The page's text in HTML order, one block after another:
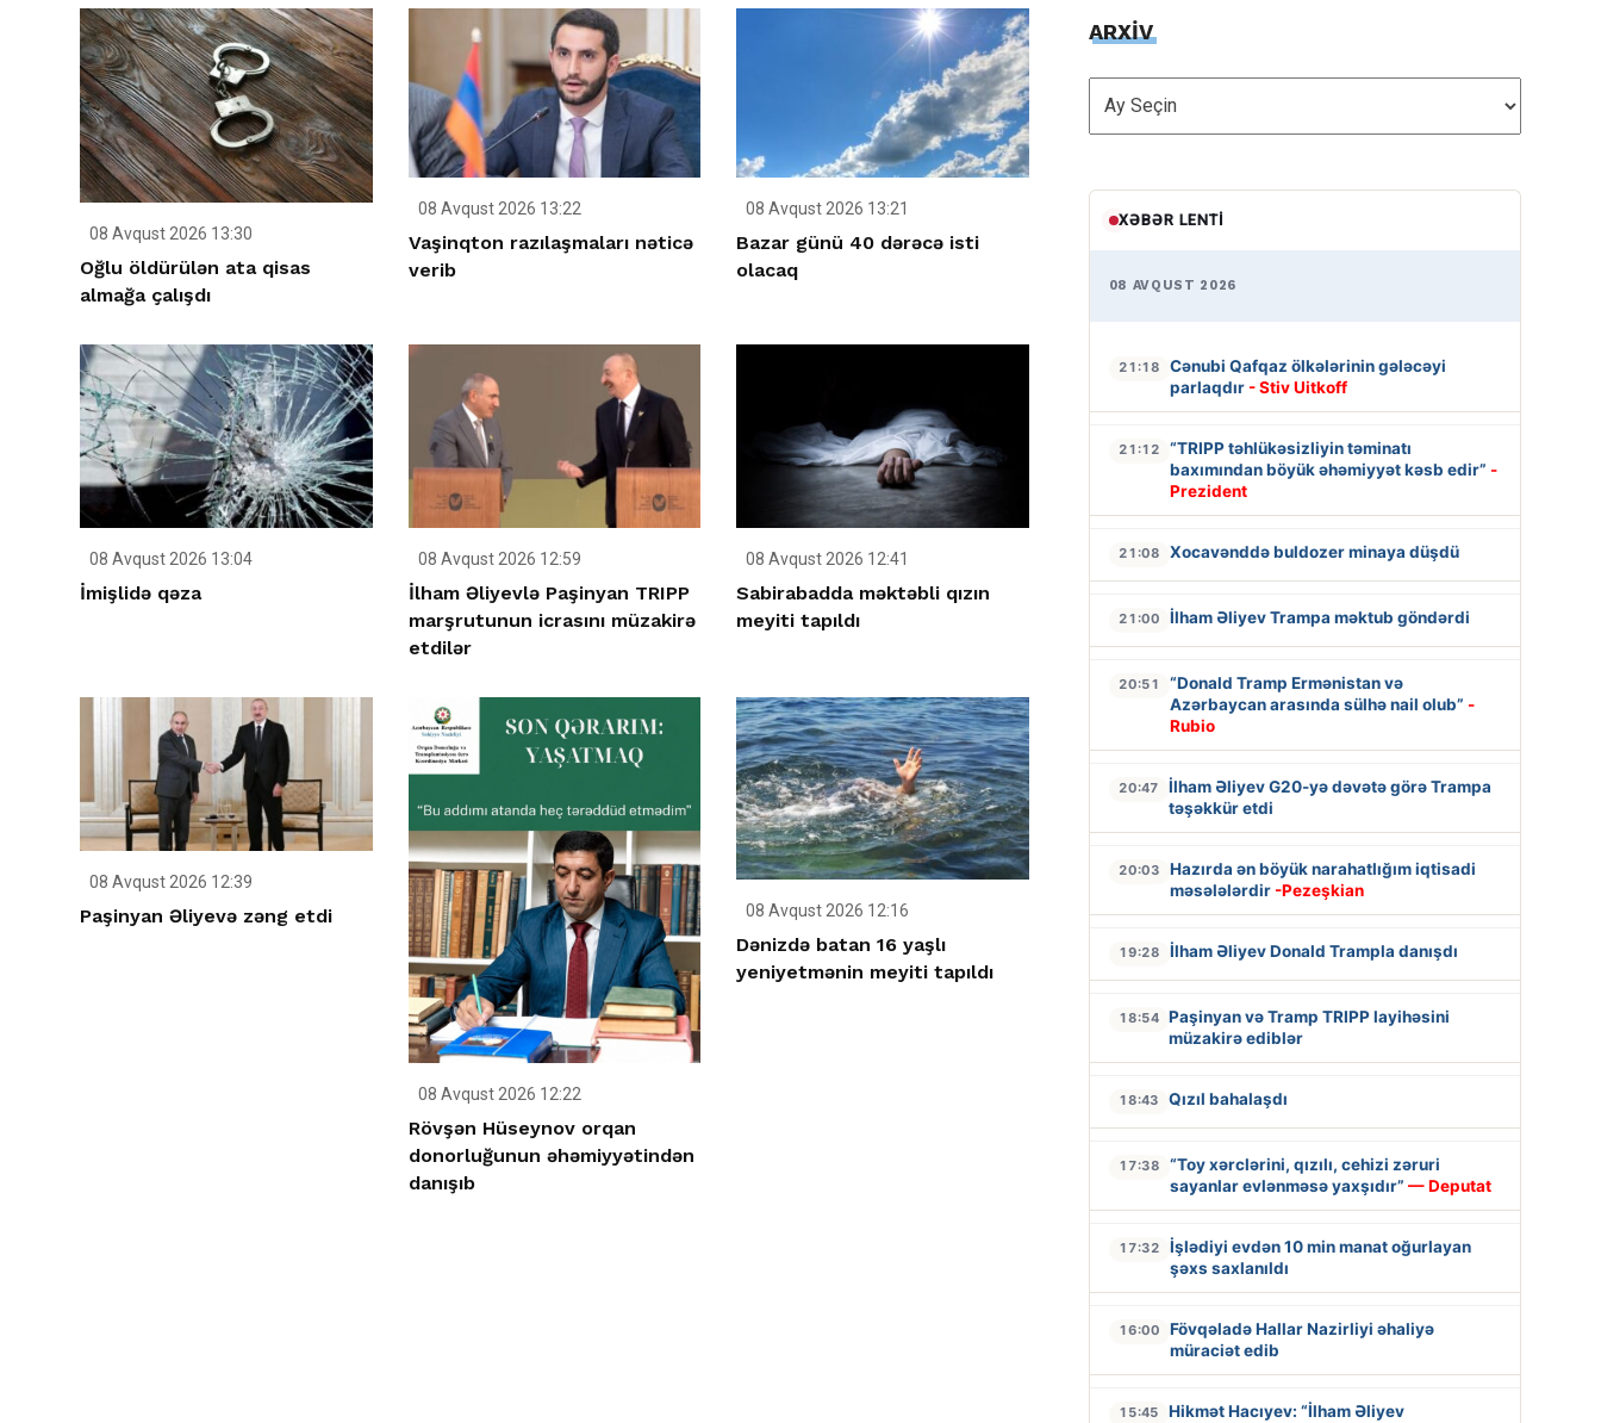
08 Avqust 2026 13:30
Oğlu öldürülən ata qisas
almağa çalışdı
08 Avqust 2026 13:22
Vaşinqton razılaşmaları nəticə
verib
08 Avqust 2026 13:21
Bazar günü 40 dərəcə isti
olacaq
08 Avqust 2026 13:04
İmişlidə qəza
08 Avqust 2026 12:59
İlham Əliyevlə Paşinyan TRIPP
marşrutunun icrasını müzakirə
etdilər
08 Avqust 2026 12:41
Sabirabadda məktəbli qızın
meyiti tapıldı
08 Avqust 2026 12:39
Paşinyan Əliyevə zəng etdi
08 Avqust 2026 12:22
Rövşən Hüseynov orqan
donorluğunun əhəmiyyətindən
danışıb
08 Avqust 2026 12:16
Dənizdə batan 16 yaşlı
yeniyetmənin meyiti tapıldı
ARXİV
ARXİV
XƏBƏR LENTI
08 AVQUST 2026
21:18
Cənubi Qafqaz ölkələrinin gələcəyi
parlaqdır - Stiv Uitkoff
21:12
“TRIPP təhlükəsizliyin təminatı
baxımından böyük əhəmiyyət kəsb edir” -
Prezident
21:08 Xocavənddə buldozer minaya düşdü
21:00 İlham Əliyev Trampa məktub göndərdi
20:51
“Donald Tramp Ermənistan və
Azərbaycan arasında sülhə nail olub” -
Rubio
20:47
İlham Əliyev G20-yə dəvətə görə Trampa
təşəkkür etdi
20:03
Hazırda ən böyük narahatlığım iqtisadi
məsələlərdir -Pezeşkian
19:28 İlham Əliyev Donald Trampla danışdı
18:54 Paşinyan və Tramp TRIPP layihəsini
müzakirə ediblər
18:43 Qızıl bahalaşdı
17:38
“Toy xərclərini, qızılı, cehizi zəruri
sayanlar evlənməsə yaxşıdır” — Deputat
17:32
İşlədiyi evdən 10 min manat oğurlayan
şəxs saxlanıldı
16:00
Fövqəladə Hallar Nazirliyi əhaliyə
müraciət edib
15:45 Hikmət Hacıyev: “İlham Əliyev